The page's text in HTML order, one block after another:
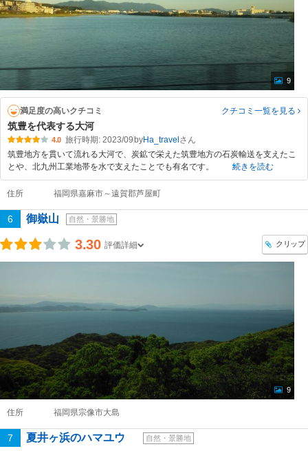
9
満足度の高いクチコミ クチコミ一覧を見る
筑豊を代表する大河
4.0 旅行時期: 2023/09 byHa_travel
筑豊地方を貫いて流れる大河で、炭鉱で栄えた筑豊地方の石炭輸送を支えたこ
とや、北九州工業地帯を水で支えたことでも有名です。
続きを読む
住所 福岡県嘉麻市～遠賀郡芦屋町
6 御嶽山 自然・景勝地
3.30 評価詳細 クリップ
9
住所 福岡県宗像市大島
7 夏井ヶ浜のハマユウ 自然・景勝地